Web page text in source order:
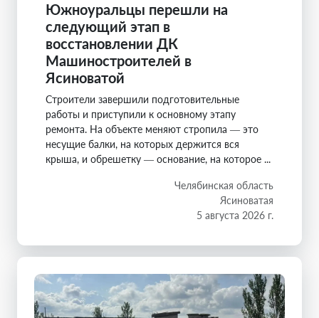
Южноуральцы перешли на
следующий этап в
восстановлении ДК
Машиностроителей в
Ясиноватой
Строители завершили подготовительные
работы и приступили к основному этапу
ремонта. На объекте меняют стропила — это
несущие балки, на которых держится вся
крыша, и обрешетку — основание, на которое ...
Челябинская область
Ясиноватая
5 августа 2026 г.